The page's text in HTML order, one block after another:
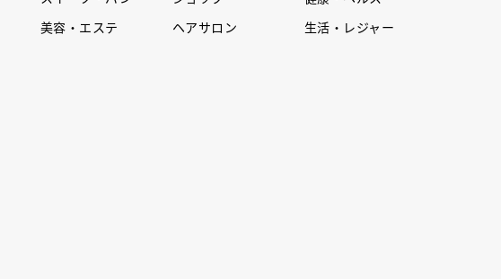
美容・エステ ヘアサロン 生活・レジャー